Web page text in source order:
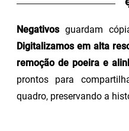
Negativosguardam
Digitalizamos em alta
remoção de poeira e
prontos para
quadro, preservando a